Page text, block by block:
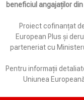
beneficiul angajaților
Proiect cofinanțat
European Plus și
parteneriat cu
Pentru informații
Uniunea